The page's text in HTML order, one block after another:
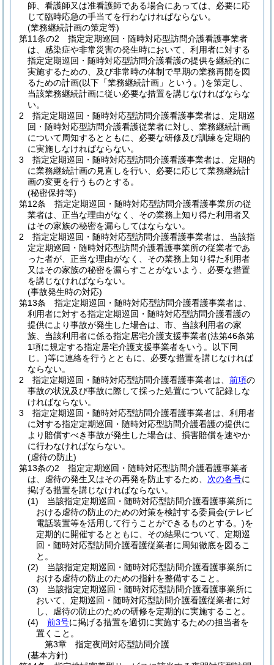
師、看護師又は准看護師である場合にあっては、必要に応
じて臨時応急の手当てを行わなければならない。
(業務継続計画の策定等)
第11条の2
指定定期巡回・随時対応型訪問介護看護事業者
は、感染症や非常災害の発生時において、利用者に対する
指定定期巡回・随時対応型訪問介護看護の提供を継続的に
実施するための、及び非常時の体制で早期の業務再開を図
るための計画(以下「業務継続計画」という。)を策定し、
当該業務継続計画に従い必要な措置を講じなければならな
い。
2
指定定期巡回・随時対応型訪問介護看護事業者は、定期巡
回・随時対応型訪問介護看護従業者に対し、業務継続計画
について周知するとともに、必要な研修及び訓練を定期的
に実施しなければならない。
3
指定定期巡回・随時対応型訪問介護看護事業者は、定期的
に業務継続計画の見直しを行い、必要に応じて業務継続計
画の変更を行うものとする。
(秘密保持等)
第12条
指定定期巡回・随時対応型訪問介護看護事業所の従
業者は、正当な理由がなく、その業務上知り得た利用者又
はその家族の秘密を漏らしてはならない。
2
指定定期巡回・随時対応型訪問介護看護事業者は、当該指
定定期巡回・随時対応型訪問介護看護事業所の従業者であ
った者が、正当な理由がなく、その業務上知り得た利用者
又はその家族の秘密を漏らすことがないよう、必要な措置
を講じなければならない。
(事故発生時の対応)
第13条
指定定期巡回・随時対応型訪問介護看護事業者は、
利用者に対する指定定期巡回・随時対応型訪問介護看護の
提供により事故が発生した場合は、市、当該利用者の家
族、当該利用者に係る指定居宅介護支援事業者(法第46条第
1項に規定する指定居宅介護支援事業者をいう。以下同
じ。)等に連絡を行うとともに、必要な措置を講じなければ
ならない。
2
指定定期巡回・随時対応型訪問介護看護事業者は、 前項の
事故の状況及び事故に際して採った処置について記録しな
ければならない。
3
指定定期巡回・随時対応型訪問介護看護事業者は、利用者
に対する指定定期巡回・随時対応型訪問介護看護の提供に
より賠償すべき事故が発生した場合は、損害賠償を速やか
に行わなければならない。
(虐待の防止)
第13条の2
指定定期巡回・随時対応型訪問介護看護事業者
は、虐待の発生又はその再発を防止するため、 次の各号に
掲げる措置を講じなければならない。
(1)
当該指定定期巡回・随時対応型訪問介護看護事業所に
おける虐待の防止のための対策を検討する委員会(テレビ
電話装置等を活用して行うことができるものとする。)を
定期的に開催するとともに、その結果について、定期巡
回・随時対応型訪問介護看護従業者に周知徹底を図るこ
と。
(2)
当該指定定期巡回・随時対応型訪問介護看護事業所に
おける虐待の防止のための指針を整備すること。
(3)
当該指定定期巡回・随時対応型訪問介護看護事業所に
おいて、定期巡回・随時対応型訪問介護看護従業者に対
し、虐待の防止のための研修を定期的に実施すること。
(4)
前3号に掲げる措置を適切に実施するための担当者を
置くこと。
第3章
指定夜間対応型訪問介護
(基本方針)